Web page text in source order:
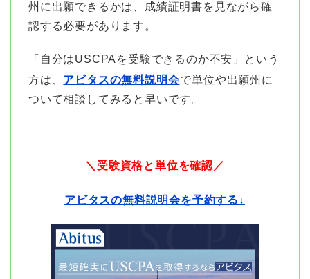
州に出願できるかは、成績証明書を見ながら確
認する必要があります。
「自分はUSCPAを受験できるのか不安」という
方は、 アビタスの無料説明会で単位や出願州に
ついて相談してみると早いです。
＼受験資格と単位を確認／
アビタスの無料説明会を予約する↓